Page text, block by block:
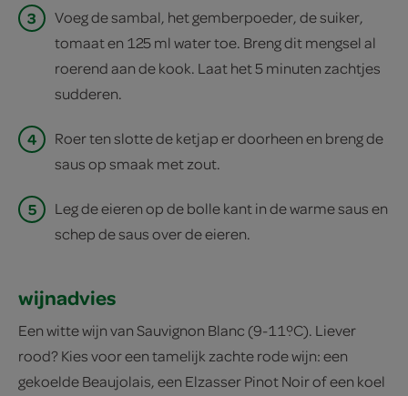
3
Voeg de sambal, het gemberpoeder, de suiker,
tomaat en 125 ml water toe. Breng dit mengsel al
roerend aan de kook. Laat het 5 minuten zachtjes
sudderen.
4
Roer ten slotte de ketjap er doorheen en breng de
saus op smaak met zout.
5
Leg de eieren op de bolle kant in de warme saus en
schep de saus over de eieren.
wijnadvies
Een witte wijn van Sauvignon Blanc (9-11ºC). Liever
rood? Kies voor een tamelijk zachte rode wijn: een
gekoelde Beaujolais, een Elzasser Pinot Noir of een koel